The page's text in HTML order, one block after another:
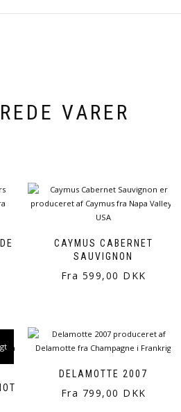
VARER
CAYMUS CABERNET
SAUVIGNON
Fra 599,00 DKK
DELAMOTTE 2007
Fra 799,00 DKK